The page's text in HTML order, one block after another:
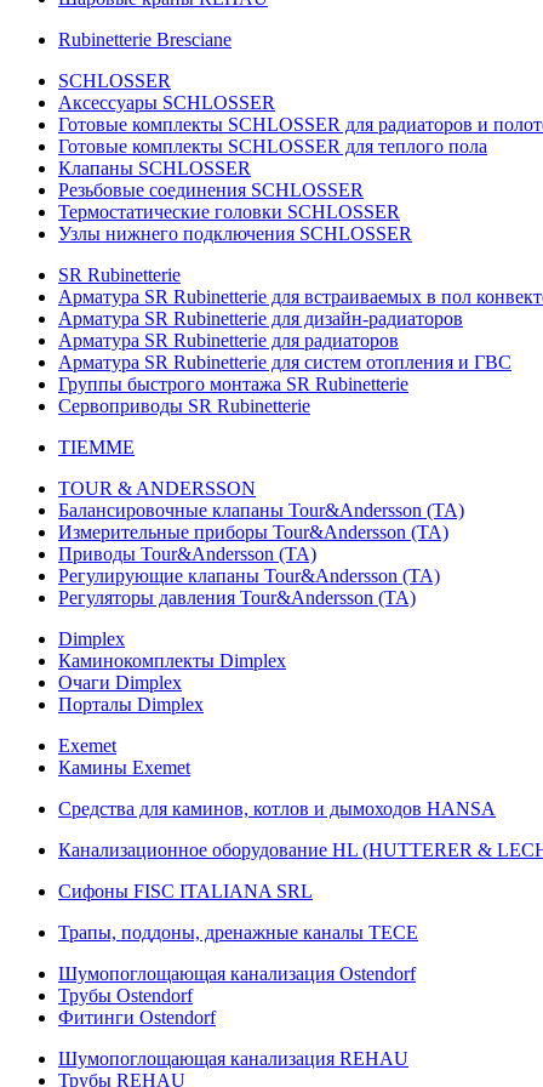
Rubinetterie Bresciane
SCHLOSSER
Аксессуары SCHLOSSER
Готовые комплекты SCHLOSSER для радиаторов и
Готовые комплекты SCHLOSSER для теплого пола
Клапаны SCHLOSSER
Резьбовые соединения SCHLOSSER
Термостатические головки SCHLOSSER
Узлы нижнего подключения SCHLOSSER
SR Rubinetterie
Арматура SR Rubinetterie для встраиваемых в пол
Арматура SR Rubinetterie для дизайн-радиаторов
Арматура SR Rubinetterie для радиаторов
Арматура SR Rubinetterie для систем отопления и ГВС
Группы быстрого монтажа SR Rubinetterie
Сервоприводы SR Rubinetterie
TIEMME
TOUR & ANDERSSON
Балансировочные клапаны Tour&Andersson (TA)
Измерительные приборы Tour&Andersson (TA)
Приводы Tour&Andersson (TA)
Регулирующие клапаны Tour&Andersson (TA)
Регуляторы давления Tour&Andersson (TA)
Dimplex
Каминокомплекты Dimplex
Очаги Dimplex
Порталы Dimplex
Exemet
Камины Exemet
Средства для каминов, котлов и дымоходов HANSA
Канализационное оборудование HL (HUTTERER &
Сифоны FISC ITALIANA SRL
Трапы, поддоны, дренажные каналы TECE
Шумопоглощающая канализация Ostendorf
Трубы Ostendorf
Фитинги Ostendorf
Шумопоглощающая канализация REHAU
Трубы REHAU